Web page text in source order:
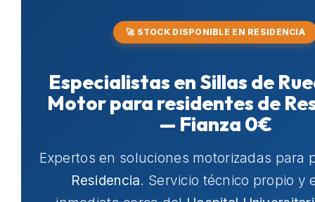
🚀 STOCK DISPONIBLE EN RESIDENCIA
Especialistas en Sillas de
Motor para residentes de
— Fianza 0€
Expertos en soluciones motorizadas para
Residencia. Servicio técnico propio y